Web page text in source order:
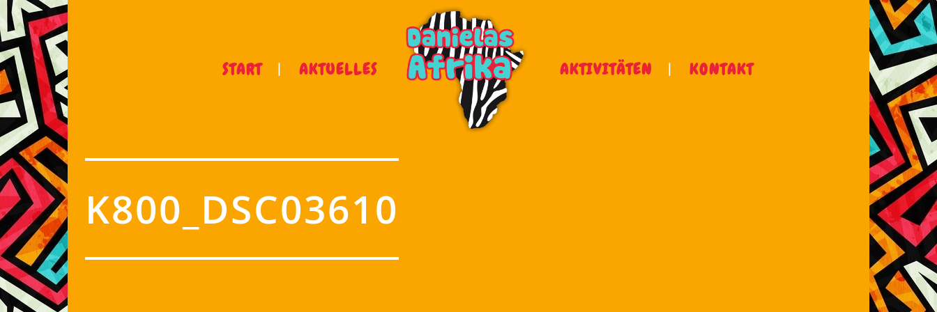
START AKTUELLES AKTIVITÄTEN KONTAKT
K800_DSC03610